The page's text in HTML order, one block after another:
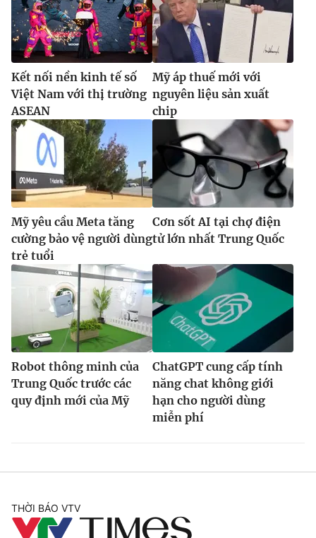
Kết nối nền kinh tế số
Việt Nam với thị trường
ASEAN
Mỹ áp thuế mới với
nguyên liệu sản xuất
chip
Mỹ yêu cầu Meta tăng
cường bảo vệ người dùng
trẻ tuổi
Cơn sốt AI tại chợ điện
tử lớn nhất Trung Quốc
Robot thông minh của
Trung Quốc trước các
quy định mới của Mỹ
ChatGPT cung cấp tính
năng chat không giới
hạn cho người dùng
miễn phí
THỜI BÁO VTV